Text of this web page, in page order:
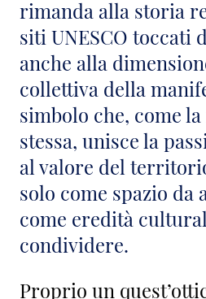
rimanda alla storia
siti UNESCO toccati
anche alla
collettiva della
simbolo che, come
stessa, unisce la
al valore del
solo come spazio da
come eredità
condividere.
Proprio un